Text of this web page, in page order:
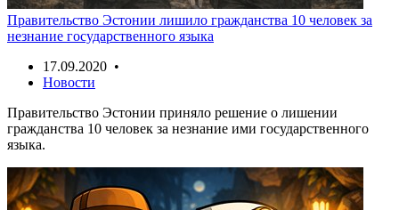
Правительство Эстонии лишило гражданства 10 человек за
незнание государственного языка
17.09.2020 •
Новости
Правительство Эстонии приняло решение о лишении
гражданства 10 человек за незнание ими государственного
языка.